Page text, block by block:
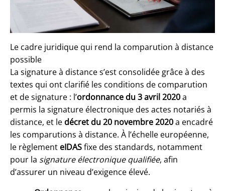
Le cadre juridique qui rend la comparution à distance
possible
La signature à distance s’est consolidée grâce à des
textes qui ont clarifié les conditions de comparution
et de signature : l’ordonnance du 3 avril 2020a
permis la signature électronique des actes notariés à
distance, et le décret du 20 novembre 2020a encadré
les comparutions à distance. À l’échelle européenne,
le règlement eIDASfixe des standards, notamment
pour la signature électronique qualifiée, afin
d’assurer un niveau d’exigence élevé.